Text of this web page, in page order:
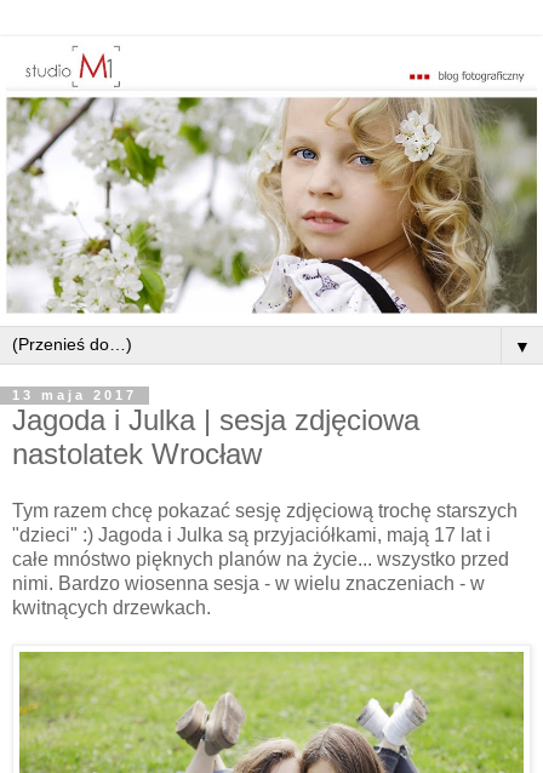
▼
13 maja 2017
Jagoda i Julka | sesja zdjęciowa
nastolatek Wrocław
Tym razem chcę pokazać sesję zdjęciową trochę starszych
"dzieci" :) Jagoda i Julka są przyjaciółkami, mają 17 lat i
całe mnóstwo pięknych planów na życie... wszystko przed
nimi. Bardzo wiosenna sesja - w wielu znaczeniach - w
kwitnących drzewkach.